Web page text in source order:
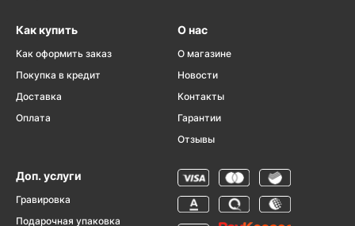
Как купить
Как оформить заказ
Покупка в кредит
Доставка
Оплата
О нас
О магазине
Новости
Контакты
Гарантии
Отзывы
Доп. услуги
Гравировка
Подарочная упаковка